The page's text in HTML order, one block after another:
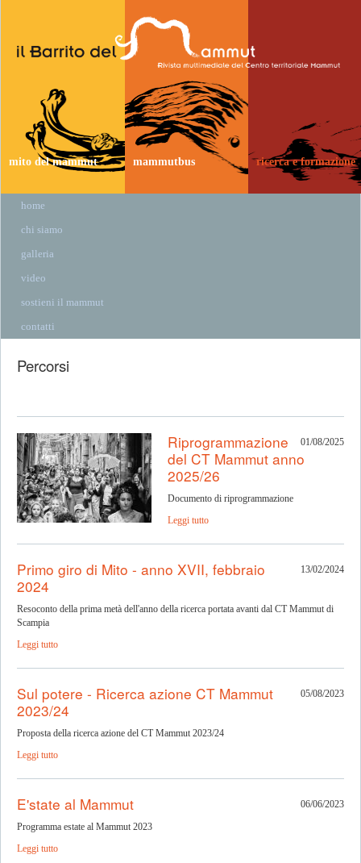
mito del mammut mammutbus ricerca e formazione
home
chi siamo
galleria
video
sostieni il mammut
contatti
Percorsi
01/08/2025
Riprogrammazione
del CT Mammut anno
2025/26
Documento di riprogrammazione
Leggi tutto
13/02/2024
Primo giro di Mito - anno XVII, febbraio
2024
Resoconto della prima metà dell'anno della ricerca portata avanti dal CT Mammut di
Scampia
Leggi tutto
05/08/2023
Sul potere - Ricerca azione CT Mammut
2023/24
Proposta della ricerca azione del CT Mammut 2023/24
Leggi tutto
06/06/2023
E'state al Mammut
Programma estate al Mammut 2023
Leggi tutto